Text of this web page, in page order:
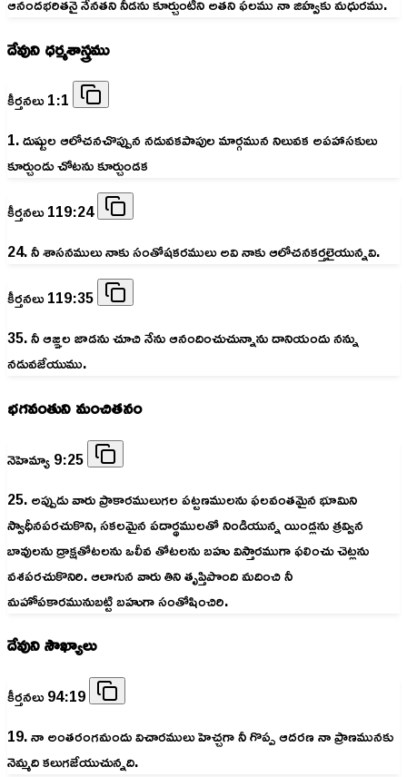
దేవుని ధర్మశాస్త్రము
కీర్తనలు 1:1
1. దుష్టుల ఆలోచనచొప్పున నడువకపాపుల మార్గమున నిలువక అపహాసకులు
కూర్చుండు చోటను కూర్చుండక
కీర్తనలు 119:24
24. నీ శాసనములు నాకు సంతోషకరములు అవి నాకు ఆలోచనకర్తలైయున్నవి.
కీర్తనలు 119:35
35. నీ ఆజ్ఞల జాడను చూచి నేను ఆనందించుచున్నాను దానియందు నన్ను
నడువజేయుము.
భగవంతుని మంచితనం
నెహెమ్యా 9:25
25. అప్పుడు వారు ప్రాకారములుగల పట్టణములను ఫలవంతమైన భూమిని
స్వాధీనపరచుకొని, సకలమైన పదార్థములతో నిండియున్న యిండ్లను త్రవ్విన
బావులను ద్రాక్షతోటలను ఒలీవ తోటలను బహు విస్తారముగా ఫలించు చెట్లను
వశపరచుకొనిరి. ఆలాగున వారు తిని తృప్తిపొంది మదించి నీ
మహోపకారమునుబట్టి బహుగా సంతోషించిరి.
దేవుని సౌఖ్యాలు
కీర్తనలు 94:19
19. నా అంతరంగమందు విచారములు హెచ్చగా నీ గొప్ప ఆదరణ నా ప్రాణమునకు
నెమ్మది కలుగజేయుచున్నది.